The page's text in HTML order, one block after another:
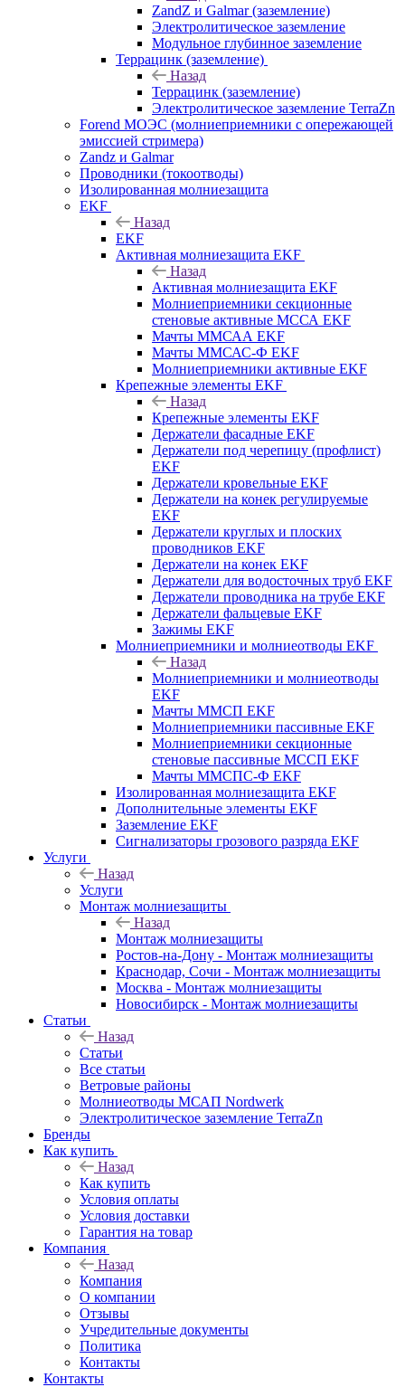
ZandZ и Galmar (заземление)
Электролитическое заземление
Модульное глубинное заземление
Террацинк (заземление)
Назад
Террацинк (заземление)
Электролитическое заземление TerraZn
Forend МОЭС (молниеприемники с опережающей
эмиссией стримера)
Zandz и Galmar
Проводники (токоотводы)
Изолированная молниезащита
EKF
Назад
EKF
Активная молниезащита EKF
Назад
Активная молниезащита EKF
Молниеприемники секционные
стеновые активные МССА EKF
Мачты ММСАА EKF
Мачты ММСАС-Ф EKF
Молниеприемники активные EKF
Крепежные элементы EKF
Назад
Крепежные элементы EKF
Держатели фасадные EKF
Держатели под черепицу (профлист)
EKF
Держатели кровельные EKF
Держатели на конек регулируемые
EKF
Держатели круглых и плоских
проводников EKF
Держатели на конек EKF
Держатели для водосточных труб EKF
Держатели проводника на трубе EKF
Держатели фальцевые EKF
Зажимы EKF
Молниеприемники и молниеотводы EKF
Назад
Молниеприемники и молниеотводы
EKF
Мачты ММСП EKF
Молниеприемники пассивные EKF
Молниеприемники секционные
стеновые пассивные МССП EKF
Мачты ММСПС-Ф EKF
Изолированная молниезащита EKF
Дополнительные элементы EKF
Заземление EKF
Сигнализаторы грозового разряда EKF
Услуги
Назад
Услуги
Монтаж молниезащиты
Назад
Монтаж молниезащиты
Ростов-на-Дону - Монтаж молниезащиты
Краснодар, Сочи - Монтаж молниезащиты
Москва - Монтаж молниезащиты
Новосибирск - Монтаж молниезащиты
Статьи
Назад
Статьи
Все статьи
Ветровые районы
Молниеотводы МСАП Nordwerk
Электролитическое заземление TerraZn
Бренды
Как купить
Назад
Как купить
Условия оплаты
Условия доставки
Гарантия на товар
Компания
Назад
Компания
О компании
Отзывы
Учредительные документы
Политика
Контакты
Контакты